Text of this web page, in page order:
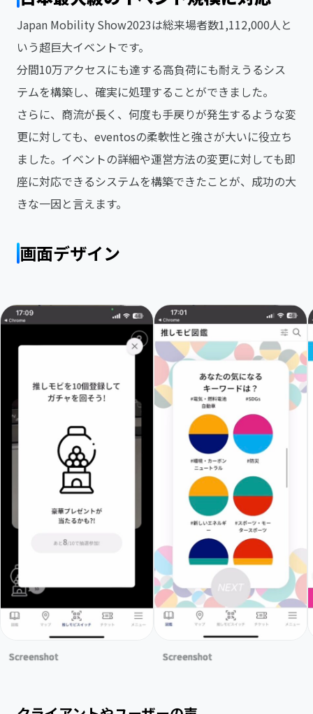
Japan Mobility Show2023は総来場者数1,112,000人と
いう超巨大イベントです。
分間10万アクセスにも達する高負荷にも耐えうるシス
テムを構築し、確実に処理することができました。
さらに、商流が長く、何度も手戻りが発生するような変
更に対しても、eventosの柔軟性と強さが大いに役立ち
ました。イベントの詳細や運営方法の変更に対しても即
座に対応できるシステムを構築できたことが、成功の大
きな一因と言えます。
画面デザイン
Screenshot Screenshot